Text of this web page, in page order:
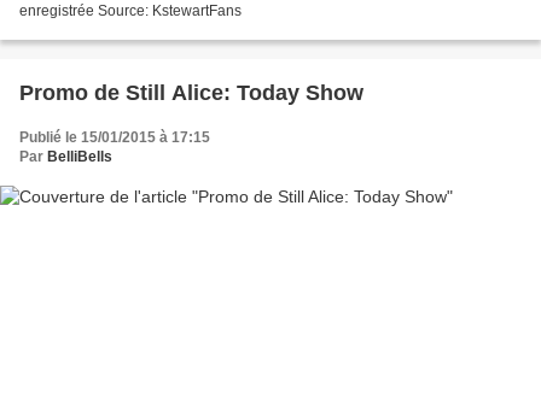
enregistrée Source: KstewartFans
Promo de Still Alice: Today Show
Publié le 15/01/2015 à 17:15
Par BelliBells